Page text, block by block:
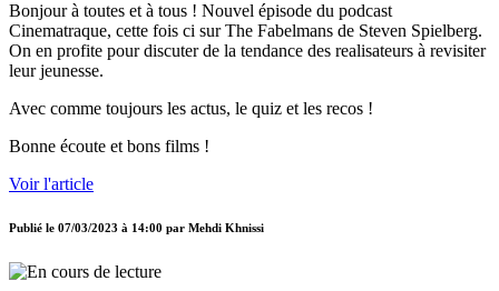
Bonjour à toutes et à tous ! Nouvel épisode du podcast
Cinematraque, cette fois ci sur The Fabelmans de Steven Spielberg.
On en profite pour discuter de la tendance des realisateurs à revisiter
leur jeunesse.
Avec comme toujours les actus, le quiz et les recos !
Bonne écoute et bons films !
Voir l'article
Publié le 07/03/2023 à 14:00 par Mehdi Khnissi